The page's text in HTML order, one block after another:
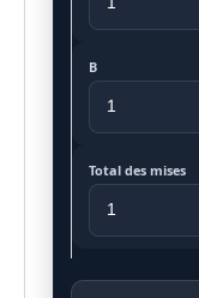
B
Total des mises